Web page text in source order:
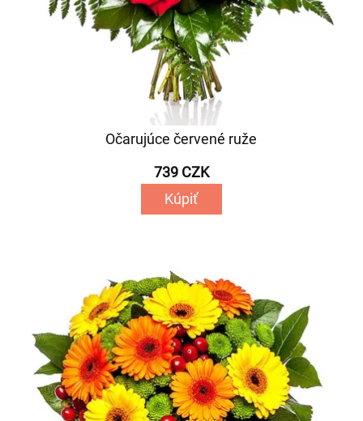
Očarujúce červené ruže
739 CZK
Kúpiť